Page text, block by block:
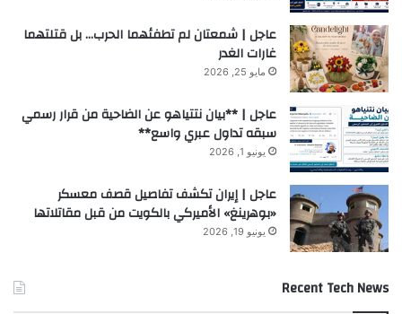
عاجل | شمعتان لم تطفئهما الحرب… بل قتلتهما
غارات الغدر
مايو 25, 2026
عاجل | **بيان نتتياهو عن الضاحية من قرار رسمي
سبقه تداول عبري واسع**
يونيو 1, 2026
عاجل | إيران تكشف تفاصيل قصف معسكر
«بوهرينغ» الأميركي بالكويت من قبل مقاتلاتها
يونيو 19, 2026
Recent Tech News